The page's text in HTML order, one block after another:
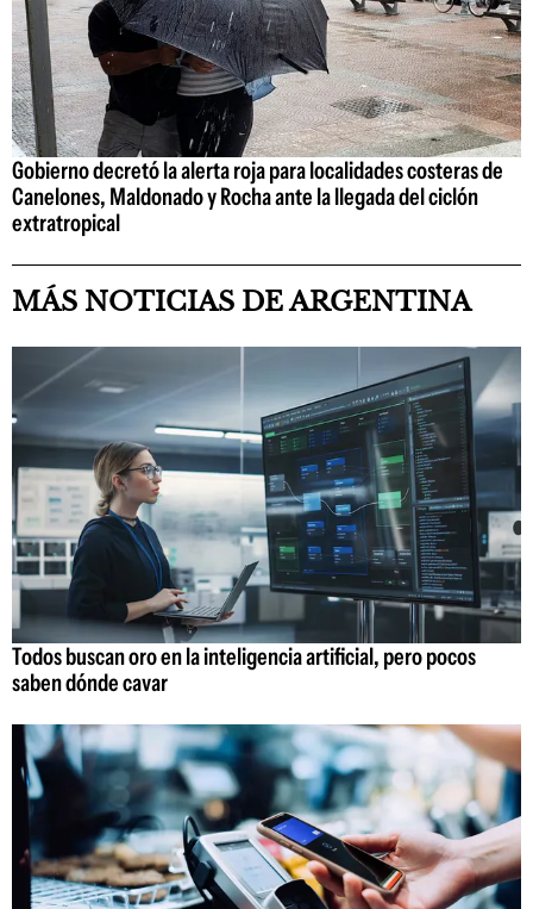
Gobierno decretó la alerta roja para localidades costeras de
Canelones, Maldonado y Rocha ante la llegada del ciclón
extratropical
MÁS NOTICIAS DE ARGENTINA
Todos buscan oro en la inteligencia artificial, pero pocos
saben dónde cavar